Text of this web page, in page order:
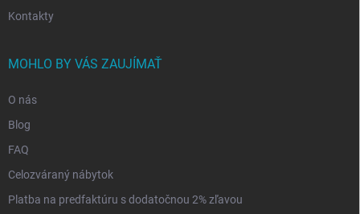
Kontakty
MOHLO BY VÁS ZAUJÍMAŤ
O nás
Blog
FAQ
Celozváraný nábytok
Platba na predfaktúru s dodatočnou 2% zľavou